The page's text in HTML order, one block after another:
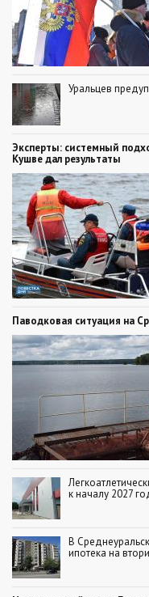
Уральцев
Эксперты: системный
Кушве дал результаты
Паводковая ситуация на
к началу 2027
В
ипотека на